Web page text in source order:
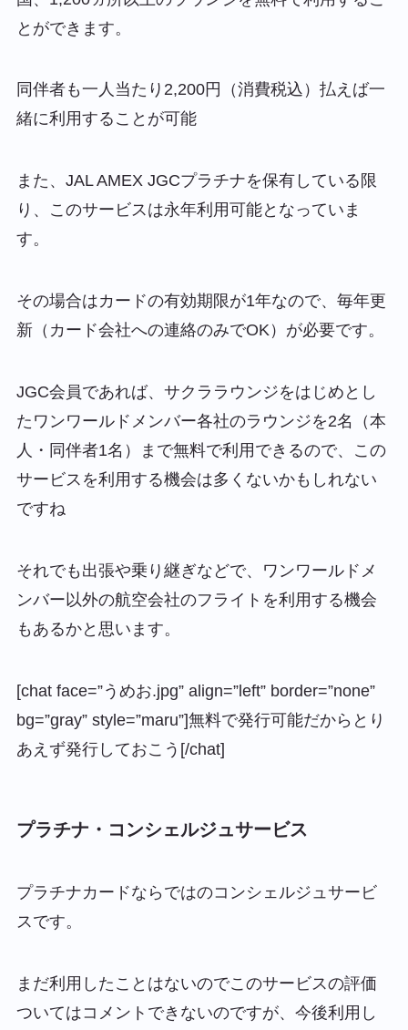
とができます。
同伴者も一人当たり2,200円（消費税込）払えば一
緒に利用することが可能
また、JAL AMEX JGCプラチナを保有している限
り、このサービスは永年利用可能となっていま
す。
その場合はカードの有効期限が1年なので、毎年更
新（カード会社への連絡のみでOK）が必要です。
JGC会員であれば、サクララウンジをはじめとし
たワンワールドメンバー各社のラウンジを2名（本
人・同伴者1名）まで無料で利用できるので、この
サービスを利用する機会は多くないかもしれない
ですね
それでも出張や乗り継ぎなどで、ワンワールドメ
ンバー以外の航空会社のフライトを利用する機会
もあるかと思います。
[chat face=”うめお.jpg” align=”left” border=”none”
bg=”gray” style=”maru”]無料で発行可能だからとり
あえず発行しておこう[/chat]
プラチナ・コンシェルジュサービス
プラチナカードならではのコンシェルジュサービ
スです。
まだ利用したことはないのでこのサービスの評価
ついてはコメントできないのですが、今後利用し